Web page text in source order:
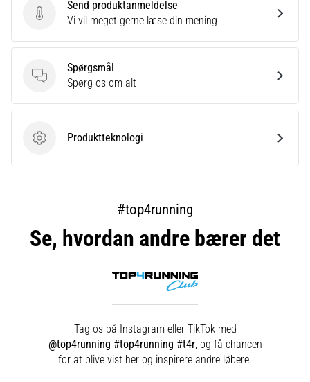
Send produktanmeldelse
Send produktanmeldelse
Vi vil meget gerne læse din mening
Spørgsmål
Spørgsmål
Spørg os om alt
Produktteknologi
Produktteknologi
#top4running
Se, hvordan andre bærer det
Tag os på Instagram eller TikTok med
@top4running #top4running #t4r, og få chancen
for at blive vist her og inspirere andre løbere.